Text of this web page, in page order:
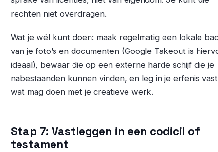
rechten niet overdragen.
Wat je wél kunt doen: maak regelmatig een lokale
van je foto’s en documenten (Google Takeout is
ideaal), bewaar die op een externe harde schijf die je
nabestaanden kunnen vinden, en leg in je erfenis
wat mag doen met je creatieve werk.
Stap 7: Vastleggen in een codicil of
testament